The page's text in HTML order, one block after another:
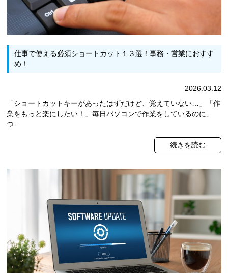
仕事で使える必須ショートカット１３選！事務・営業におすす
め！
2026.03.12
「ショートカットキーがあったはずだけど、覚えていない…」「作
業をもっと楽にしたい！」毎日パソコンで作業をしているのに、
つ...
続きを読む